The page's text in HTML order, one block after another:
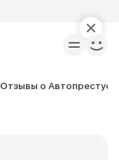
Отзывы о Автопрестус